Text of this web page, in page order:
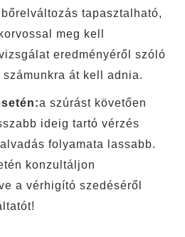
tapasztalható,
meg kell
eredményéről szóló
át kell adnia.
a szúrást követően
ideig tartó vérzés
folyamata lassabb.
konzultáljon
a vérhigító szedéséről